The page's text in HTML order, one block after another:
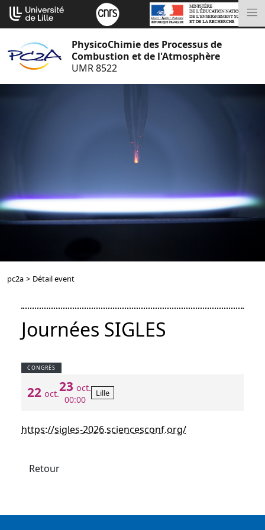
Aller
au
contenu
PhysicoChimie des Processus de
Combustion et de l'Atmosphère
UMR 8522
pc2a > Détail event
Journées SIGLES
CONGRÈS
22 oct.23 oct.
00:00
Lille
https://sigles-2026.sciencesconf.org/
Retour
Cookies management panel